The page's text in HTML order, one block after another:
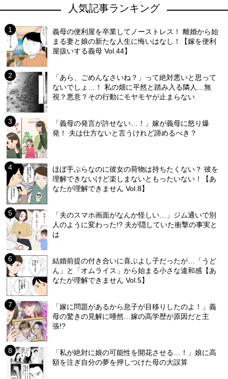
人気記事ランキング
義母の便利屋を卒業してノーストレス！ 離婚から始
まる妻と娘の新たな人生に悔いはなし！【嫁を便利
屋扱いする義母 Vol.44】
「あら、ごめんなさいね？」って絶対悪いと思って
ないでしょ…！ 私の畑に平然と踏み入る隣人…無
視？悪意？その行動にモヤモヤが止まらない
「義母の発言が許せない…！」嫁が義母に怒り爆
発！ 夫は仕方ないと言うけれど諦めるべき？
ほぼ手ぶらなのに彼女の荷物は持ちたくない？ 彼を
理解できないけど楽しまないともったいない！【あ
なたが理解できません Vol.8】
「夫のスマホ画面がなんか怪しい…」ジム通いで別
人のように変わった!? 夫が隠していた衝撃の事実と
は
結婚前提の付き合いに喜ぶよし子だったが…「うど
ん」と「オムライス」から始まる小さな違和感【あ
なたが理解できません Vol.5】
「嫁に問題があるから息子が目移りしたのよ！」義
母の驚きの見解に唖然…嫁の高学歴が原因だと主
張!?
「私が絶対に娘の可能性を開花させる…！」娘に高
額を注ぎ自分の夢を押しつけた母の大誤算